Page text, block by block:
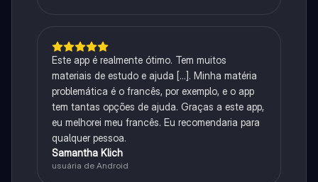
Este app é realmente ótimo. Tem muitos
materiais de estudo e ajuda [...]. Minha matéria
problemática é o francês, por exemplo, e o app
tem tantas opções de ajuda. Graças a este app,
eu melhorei meu francês. Eu recomendaria para
qualquer pessoa.
Samantha Klich
usuária de Android